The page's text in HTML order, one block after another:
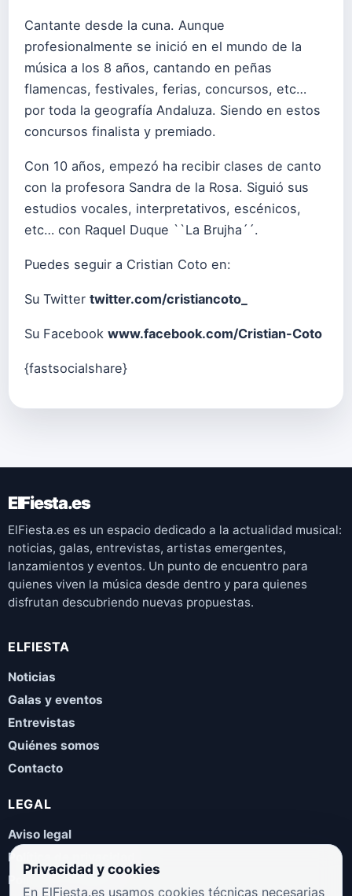
Cantante desde la cuna. Aunque
profesionalmente se inició en el mundo de la
música a los 8 años, cantando en peñas
flamencas, festivales, ferias, concursos, etc…
por toda la geografía Andaluza. Siendo en estos
concursos finalista y premiado.
Con 10 años, empezó ha recibir clases de canto
con la profesora Sandra de la Rosa. Siguió sus
estudios vocales, interpretativos, escénicos,
etc… con Raquel Duque ``La Brujha´´.
Puedes seguir a Cristian Coto en:
Su Twitter twitter.com/cristiancoto_
Su Facebook www.facebook.com/Cristian-Coto
{fastsocialshare}
ElFiesta.es
ElFiesta.es es un espacio dedicado a la actualidad musical:
noticias, galas, entrevistas, artistas emergentes,
lanzamientos y eventos. Un punto de encuentro para
quienes viven la música desde dentro y para quienes
disfrutan descubriendo nuevas propuestas.
ELFIESTA
Noticias
Galas y eventos
Entrevistas
Quiénes somos
Contacto
LEGAL
Aviso legal
Política de privacidad
Política de cookies
Privacidad y cookies
En ElFiesta.es usamos cookies técnicas necesarias